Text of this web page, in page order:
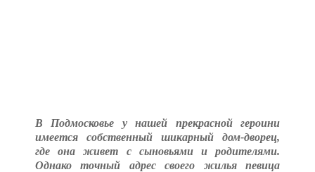
В Подмосковье у нашей прекрасной героини
имеется собственный шикарный дом-дворец,
где она живет с сыновьями и родителями.
Однако точный адрес своего жилья певица